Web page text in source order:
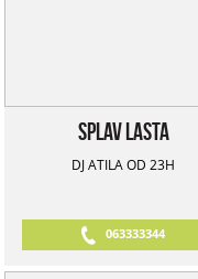
Splav Lasta
DJ ATILA OD 23H
063333344